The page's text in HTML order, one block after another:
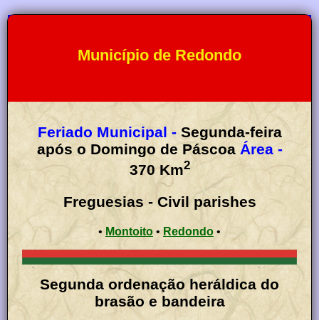
Município de Redondo
Feriado Municipal - Segunda-feira
após o Domingo de Páscoa Área -
370 Km2
Freguesias - Civil parishes
• Montoito • Redondo •
Segunda ordenação heráldica do
brasão e bandeira